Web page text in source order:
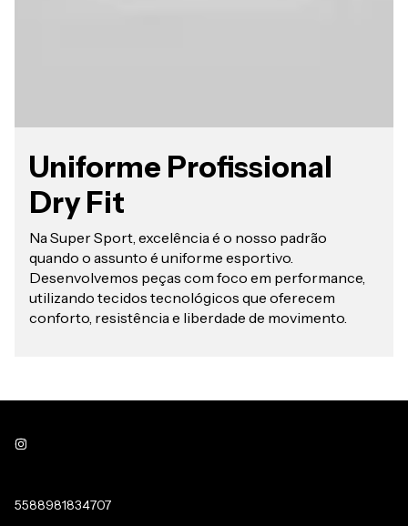
Uniforme Profissional
Dry Fit
Na Super Sport, excelência é o nosso padrão
quando o assunto é uniforme esportivo.
Desenvolvemos peças com foco em performance,
utilizando tecidos tecnológicos que oferecem
conforto, resistência e liberdade de movimento.
5588981834707